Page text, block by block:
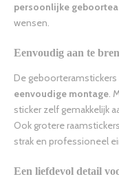
persoonlijke
wensen.
Eenvoudig aan te
De
eenvoudige montage.
sticker zelf gemakkelijk
Ook grotere
strak en professioneel
Een liefdevol detail